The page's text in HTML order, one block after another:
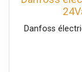
Danfoss